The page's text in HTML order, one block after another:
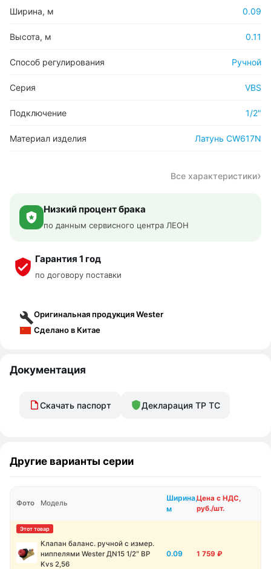
Ширина, м 0.09
Высота, м 0.11
Способ регулирования Ручной
Серия VBS
Подключение 1/2"
Материал изделия Латунь CW617N
Все характеристики
Низкий процент брака
по данным сервисного центра ЛЕОН
Гарантия 1 год
по договору поставки
Оригинальная продукция Wester
Сделано в Китае
Документация
Скачать паспорт Декларация ТР ТС
Другие варианты серии
Фото Модель
Ширина,
м
Цена с НДС,
руб./шт.
Клапан баланс. ручной с измер.
ниппелями Wester ДN15 1/2″ ВР
Kvs 2,56
0.09 1 759 ₽